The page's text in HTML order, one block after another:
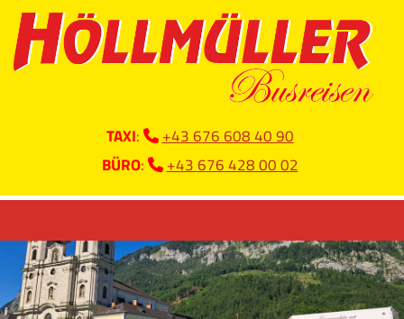
TAXI:  +43 676 608 40 90
BÜRO:  +43 676 428 00 02